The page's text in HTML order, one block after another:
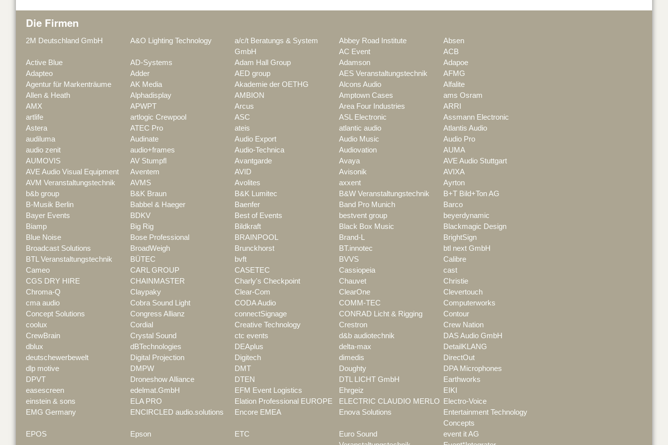
Die Firmen
2M Deutschland GmbH A&O Lighting Technology
a/c/t Beratungs & System
GmbH
Abbey Road Institute
Absen
AC Event
ACB
Active Blue
AD-Systems Adam Hall Group Adamson
Adapoe
Adapteo
Adder AED group AES Veranstaltungstechnik
AFMG
Agentur für Markenträume
AK Media Akademie der OETHG Alcons Audio
Alfalite
Allen & Heath
Alphadisplay AMBION Amptown Cases
ams Osram
AMX
APWPT Arcus Area Four Industries
ARRI
artlife
artlogic Crewpool ASC ASL Electronic
Assmann Electronic
Astera
ATEC Pro ateis atlantic audio
Atlantis Audio
audiluma
Audinate Audio Export Audio Music
Audio Pro
audio zenit
audio+frames Audio-Technica Audiovation
AUMA
AUMOVIS
AV Stumpfl Avantgarde Avaya
AVE Audio Stuttgart
AVE Audio Visual Equipment
Aventem AVID Avisonik
AVIXA
AVM Veranstaltungstechnik
AVMS Avolites axxent
Ayrton
b&b group
B&K Braun B&K Lumitec B&W Veranstaltungstechnik
B+T Bild+Ton AG
B-Musik Berlin
Babbel & Haeger Baenfer Band Pro Munich
Barco
Bayer Events
BDKV Best of Events bestvent group
beyerdynamic
Biamp
Big Rig Bildkraft Black Box Music
Blackmagic Design
Blue Noise
Bose Professional BRAINPOOL Brand-L
BrightSign
Broadcast Solutions
BroadWeigh Brunckhorst BT.innotec
btl next GmbH
BTL Veranstaltungstechnik
BÜTEC bvft BVVS
Calibre
Cameo
CARL GROUP CASETEC Cassiopeia
cast
CGS DRY HIRE
CHAINMASTER Charly's Checkpoint Chauvet
Christie
Chroma-Q
Claypaky Clear-Com ClearOne
Clevertouch
cma audio
Cobra Sound Light CODA Audio COMM-TEC
Computerworks
Concept Solutions
Congress Allianz connectSignage CONRAD Licht & Rigging
Contour
coolux
Cordial Creative Technology Crestron
Crew Nation
CrewBrain
Crystal Sound ctc events d&b audiotechnik
DAS Audio GmbH
dblux
dBTechnologies DEAplus delta-max
DetailKLANG
deutschewerbewelt
Digital Projection Digitech dimedis
DirectOut
dlp motive
DMPW DMT Doughty
DPA Microphones
DPVT
Droneshow Alliance DTEN DTL LICHT GmbH
Earthworks
easescreen
edelmat.GmbH EFM Event Logistics Ehrgeiz
EIKI
einstein & sons
ELA PRO Elation Professional EUROPE ELECTRIC CLAUDIO MERLO
Electro-Voice
EMG Germany
ENCIRCLED audio.solutions Encore EMEA Enova Solutions
Entertainment Technology
Concepts
EPOS
Epson ETC
Euro Sound
event it AG